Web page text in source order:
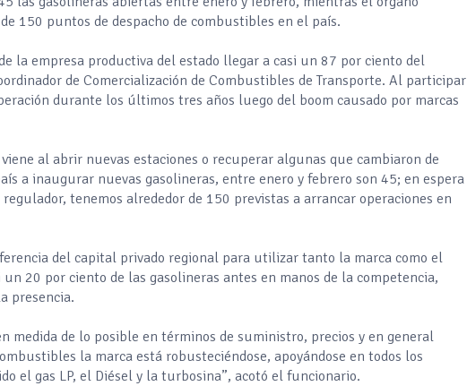
150 puntos de despacho de combustibles en el país.
la empresa productiva del estado llegar a casi un 87 por ciento del
de Comercialización de Combustibles de Transporte. Al participar
durante los últimos tres años luego del boom causado por marcas
al abrir nuevas estaciones o recuperar algunas que cambiaron de
a inaugurar nuevas gasolineras, entre enero y febrero son 45; en espera
tenemos alrededor de 150 previstas a arrancar operaciones en
del capital privado regional para utilizar tanto la marca como el
20 por ciento de las gasolineras antes en manos de la competencia,
presencia.
medida de lo posible en términos de suministro, precios y en general
la marca está robusteciéndose, apoyándose en todos los
el gas LP, el Diésel y la turbosina”, acotó el funcionario.